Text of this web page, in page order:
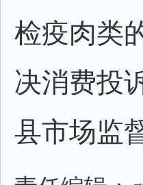
检疫肉类
决消费投
县市场监